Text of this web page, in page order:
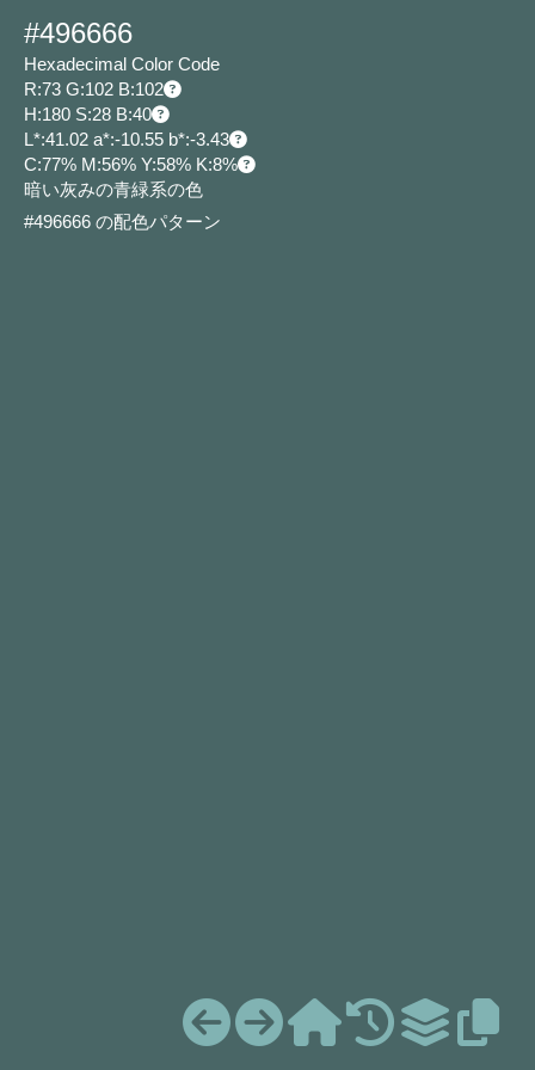
#496666
Hexadecimal Color Code
R:73 G:102 B:102
H:180 S:28 B:40
L*:41.02 a*:-10.55 b*:-3.43
C:77% M:56% Y:58% K:8%
暗い灰みの青緑系の色
#496666 の配色パターン